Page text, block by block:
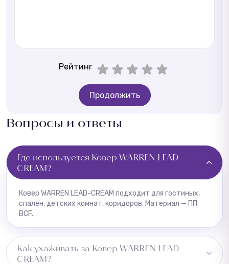
Рейтинг
Продолжить
Вопросы и ответы
Где используется Ковер WARREN LEAD-
CREAM?
Ковер WARREN LEAD-CREAM подходит для гостиных,
спален, детских комнат, коридоров. Материал — ПП
BCF.
Как ухаживать за Ковер WARREN LEAD-
CREAM?